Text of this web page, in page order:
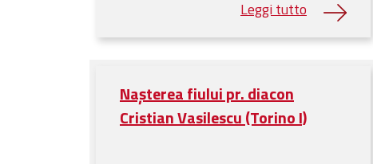
Nașterea fiului pr. diacon
Cristian Vasilescu (Torino I)